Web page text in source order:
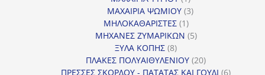
προϊόν
ΜΑΧΑΙΡΙΑ ΨΩΜΙΟΥ 33
ΜΗΛΟΚΑΘΑΡΙΣΤΕΣ 11
προϊόν
ΜΗΧΑΝΕΣ ΖΥΜΑΡΙΚΩΝ 55
ΞΥΛΑ ΚΟΠΗΣ 88
προϊόντα
ΠΛΑΚΕΣ ΠΟΛΥΑΙΘΥΛΕΝΙΟΥ 2020
προϊόντα
ΠΡΕΣΣΕΣ ΣΚΟΡΔΟΥ - ΠΑΤΑΤΑΣ ΚΑΙ ΓΟΥΔΙ 66